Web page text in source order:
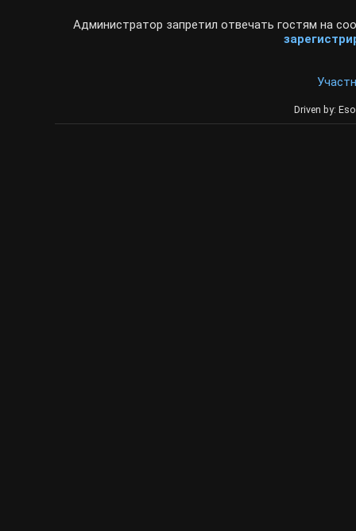
Администратор запретил отвечать гостям на
Driven by: